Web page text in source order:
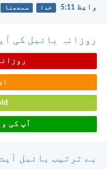
واعِظ 11:‏5 خدا سمجھنا
روزانہ بائبل کی
آپ کی
بے ترتیب بائبل